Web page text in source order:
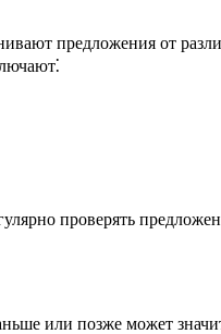
предложения от
проверять
или позже может